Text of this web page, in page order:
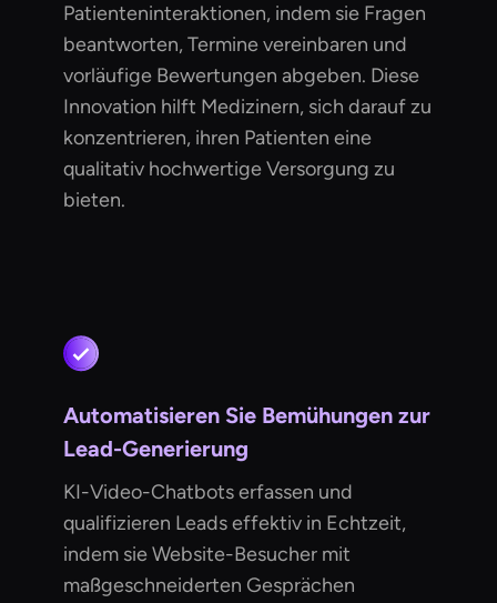
Patienteninteraktionen, indem sie Fragen
beantworten, Termine vereinbaren und
vorläufige Bewertungen abgeben. Diese
Innovation hilft Medizinern, sich darauf zu
konzentrieren, ihren Patienten eine
qualitativ hochwertige Versorgung zu
bieten.
Automatisieren Sie Bemühungen zur
Lead-Generierung
KI-Video-Chatbots erfassen und
qualifizieren Leads effektiv in Echtzeit,
indem sie Website-Besucher mit
maßgeschneiderten Gesprächen